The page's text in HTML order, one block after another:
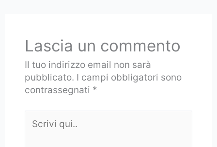
Lascia un commento
Il tuo indirizzo email non sarà
pubblicato. I campi obbligatori sono
contrassegnati *
qui..